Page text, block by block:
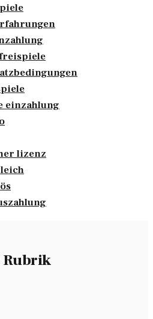
einzahlung
lizenz
Rubrik